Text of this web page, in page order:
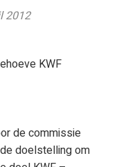
2012
KWF
de commissie
de doelstelling om